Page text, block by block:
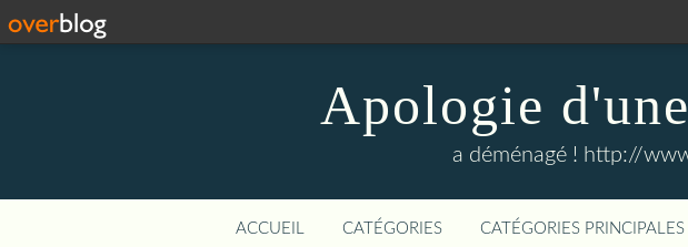
Apologie
a déménagé ! http://
ACCUEIL CATÉGORIES CATÉGORIES PRINCIPALES